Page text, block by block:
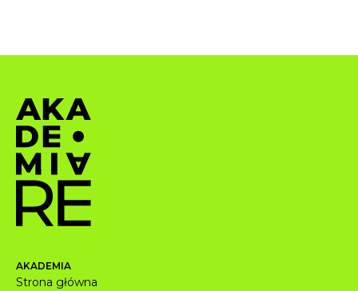
AKADEMIA
Strona główna